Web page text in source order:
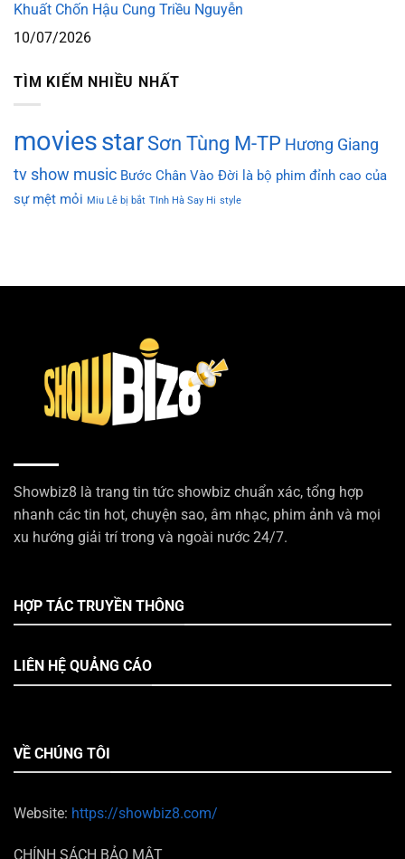
Khuất Chốn Hậu Cung Triều Nguyễn
10/07/2026
TÌM KIẾM NHIỀU NHẤT
moviesstarSơn Tùng M-TP Hương Giang
tv show music Bước Chân Vào Đời là bộ phim đỉnh cao của
sự mệt mỏi Miu Lê bị bắt TInh Hà Say Hi style
Showbiz8 là trang tin tức showbiz chuẩn xác, tổng hợp
nhanh các tin hot, chuyện sao, âm nhạc, phim ảnh và mọi
xu hướng giải trí trong và ngoài nước 24/7.
HỢP TÁC TRUYỀN THÔNG
LIÊN HỆ QUẢNG CÁO
VỀ CHÚNG TÔI
Website: https://showbiz8.com/
CHÍNH SÁCH BẢO MẬT